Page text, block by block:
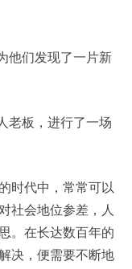
他们发现了一片新
老板，进行了一场
时代中，常常可以
社会地位参差，人
。在长达数百年的
决，便需要不断地